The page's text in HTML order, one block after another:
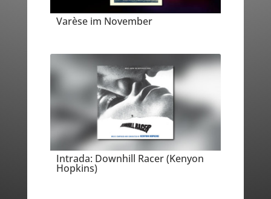
Varèse im November
Intrada: Downhill Racer (Kenyon
Hopkins)